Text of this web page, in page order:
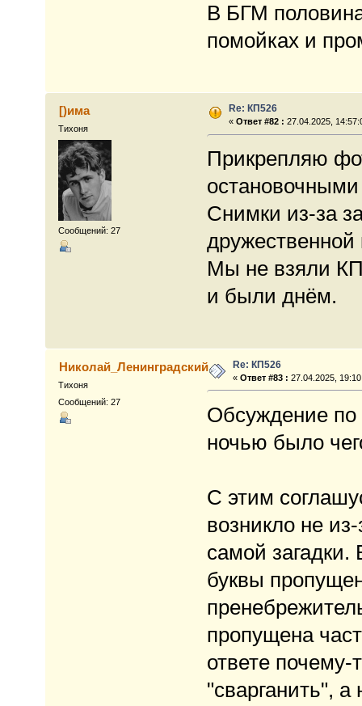
В БГМ
помойках и
[)има
Тихоня
Сообщений: 27
Re: КП526
«Ответ #82 : 27.04.2025,
Прикрепляю
Снимки из-за
Мы не взяли
и были днём.
Николай_Ленинградский
Тихоня
Сообщений: 27
Re: КП526
«Ответ #83 : 27.04.2025,
Обсуждение по
ночью было
С этим
возникло не
самой загадки.
буквы
пропущена
ответе почему-
"сварганить",